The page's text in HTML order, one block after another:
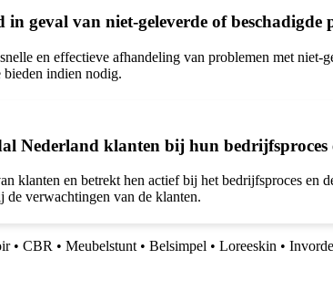
geval van niet-geleverde of beschadigde
en effectieve afhandeling van problemen met
bieden indien nodig.
Nederland klanten bij hun bedrijfsproces
klanten en betrekt hen actief bij het bedrijfsproces
de verwachtingen van de klanten.
• CBR • Meubelstunt• Belsimpel • Loreeskin •